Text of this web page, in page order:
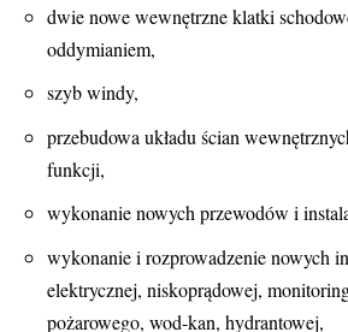
dwie nowe wewnętrzne klatki
oddymianiem,
szyb windy,
przebudowa układu ścian
funkcji,
wykonanie nowych przewodów i
wykonanie i rozprowadzenie nowych
elektrycznej, niskoprądowej,
pożarowego, wod-kan, hydrantowej,